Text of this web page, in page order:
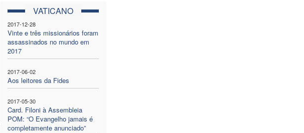
VATICANO
2017-12-28
Vinte e três missionários foram
assassinados no mundo em
2017
2017-06-02
Aos leitores da Fides
2017-05-30
Card. Filoni à Assembleia
POM: “O Evangelho jamais é
completamente anunciado”